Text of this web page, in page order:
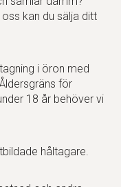
kan du sälja ditt
i öron med
för
18 år behöver vi
håltagare.